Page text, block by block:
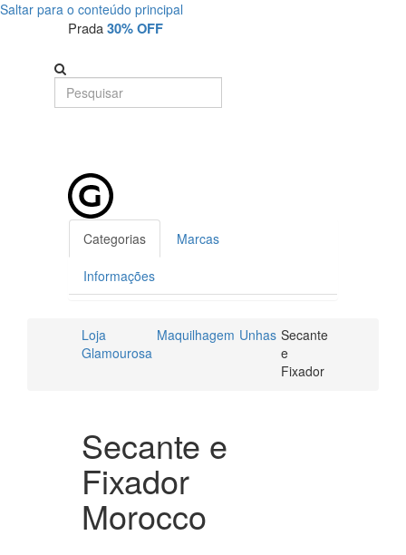
Saltar para o conteúdo principal
Prada30% OFF
Categorias Marcas
Informações
Loja
Glamourosa
Maquilhagem Unhas Secante
e
Fixador
Secante e
Fixador
Morocco